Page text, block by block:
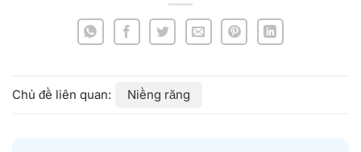
Niềng răng